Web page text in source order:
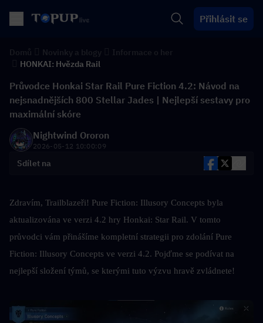
Přihlásit se
HONKAI: Hvězda Rail
Průvodce Honkai Star Rail Pure Fiction 4.2: Návod na
nejsnadnějších 800 Stellar Jades | Nejlepší sestavy pro
maximální skóre
Nightwind Ororon
2026-05-12 10:00:09
Sdílet na
Zdravím, Trailblazeři! Pure Fiction: Illusory Concepts byla
aktualizována ve verzi 4.2 hry Honkai: Star Rail. V tomto
průvodci vám přinášíme kompletní strategii pro zdolání Pure
Fiction: Illusory Concepts ve verzi 4.2. Pojďme se podívat na
nejlepší složení týmů, se kterými tuto výzvu hravě zvládnete!